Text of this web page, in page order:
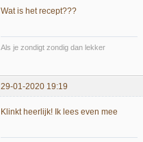
Wat is het recept???
Als je zondigt zondig dan lekker
29-01-2020 19:19
Klinkt heerlijk! Ik lees even mee